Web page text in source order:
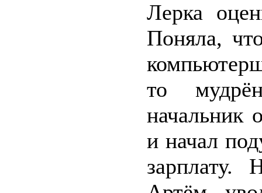
Лерка
Поняла,
то
начальник
и начал
зарплату.